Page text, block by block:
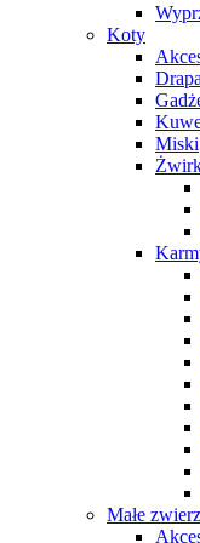
Koty
Miski
Małe